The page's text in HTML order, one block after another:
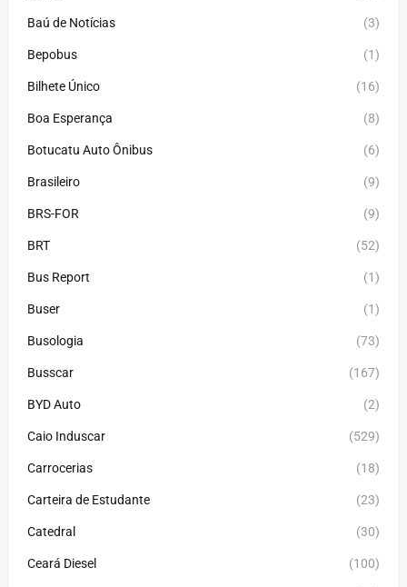
Baú de Notícias (3)
Bepobus (1)
Bilhete Único (16)
Boa Esperança (8)
Botucatu Auto Ônibus (6)
Brasileiro (9)
BRS-FOR (9)
BRT (52)
Bus Report (1)
Buser (1)
Busologia (73)
Busscar (167)
BYD Auto (2)
Caio Induscar (529)
Carrocerias (18)
Carteira de Estudante (23)
Catedral (30)
Ceará Diesel (100)